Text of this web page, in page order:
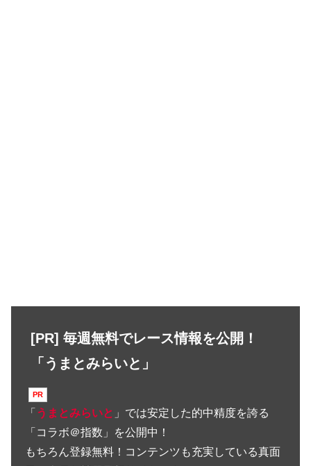
[PR] 毎週無料でレース情報を公開！
「うまとみらいと」
「 うまとみらいと 」では安定した的中精度を誇る
「コラボ＠指数」を公開中！
もちろん登録無料！コンテンツも充実している真面